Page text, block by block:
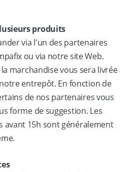
ACIER /
BÉTON
produits
via l'un des partenaires
ou via notre site Web.
marchandise vous sera livrée
entrepôt. En fonction de
de nos partenaires vous
forme de suggestion. Les
avant 15h sont généralement